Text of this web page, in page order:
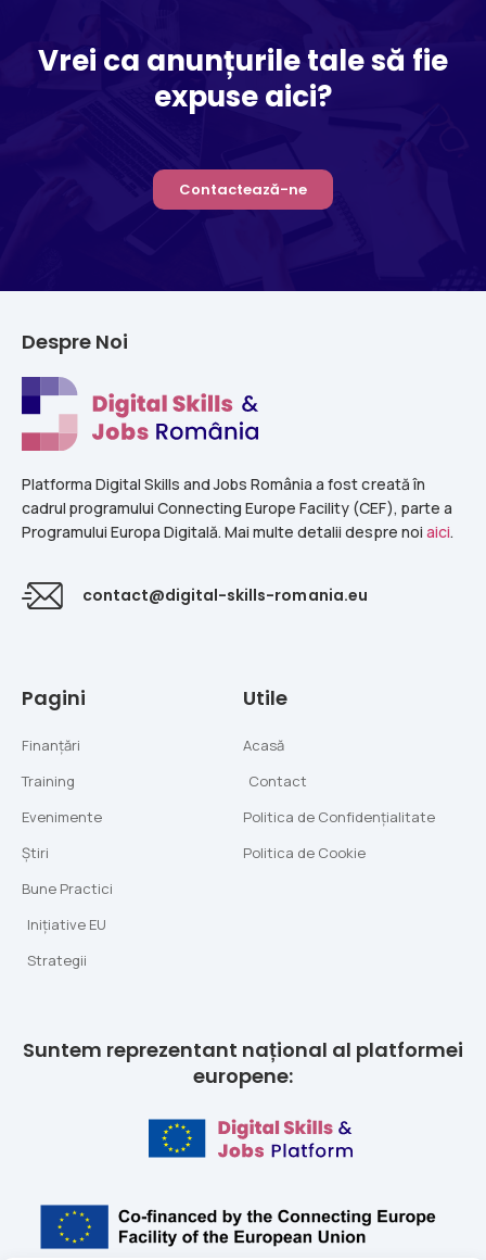
Vrei ca anunțurile tale să fie
expuse aici?
Contactează-ne
Despre Noi
Platforma Digital Skills and Jobs România a fost creată în
cadrul programului Connecting Europe Facility (CEF), parte a
Programului Europa Digitală. Mai multe detalii despre noi aici.
contact@digital-skills-romania.eu
Pagini
Finanțări
Training
Evenimente
Știri
Bune Practici
Inițiative EU
Strategii
Utile
Acasă
Contact
Politica de Confidențialitate
Politica de Cookie
Suntem reprezentant național al platformei
europene: